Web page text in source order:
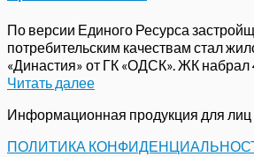
По версии Единого Ресурса
потребительским качествам стал
«Династия» от ГК «ОДСК». ЖК набрал
Читать далее
Информационная продукция для лиц
ПОЛИТИКА